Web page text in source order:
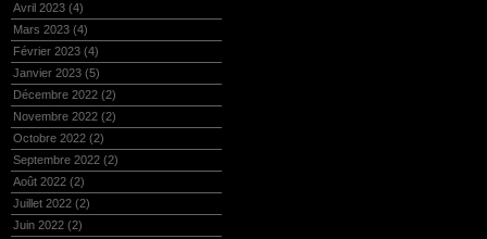
Avril 2023 (4)
Mars 2023 (4)
Février 2023 (4)
Janvier 2023 (5)
Décembre 2022 (2)
Novembre 2022 (2)
Octobre 2022 (2)
Septembre 2022 (2)
Août 2022 (2)
Juillet 2022 (2)
Juin 2022 (2)